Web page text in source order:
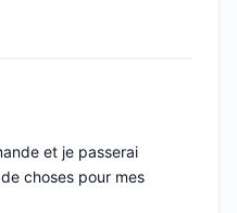
et je passerai
choses pour mes